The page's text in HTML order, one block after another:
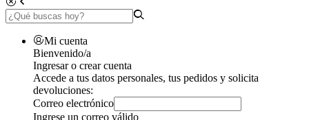
Mi cuenta
Bienvenido/a
Ingresar o crear cuenta
Accede a tus datos personales, tus pedidos y solicita
devoluciones:
Correo electrónico
Ingrese un correo válido